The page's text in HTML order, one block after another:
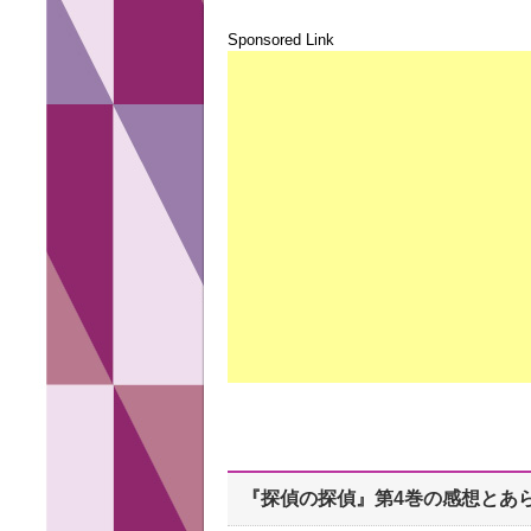
Sponsored Link
『探偵の探偵』第4巻の感想とあ